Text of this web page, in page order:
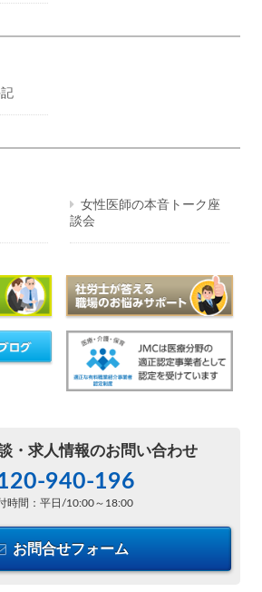
女性医師の本音トーク座
談会
・ 求人情報のお問い合わせ
940-196
時間：平日/10:00～18:00
お問合せフォーム